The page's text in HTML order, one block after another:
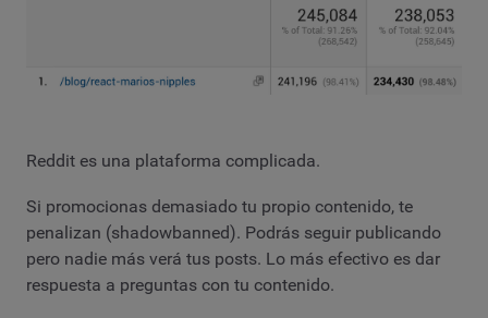
Reddit es una plataforma complicada.
Si promocionas demasiado tu propio contenido, te
penalizan (shadowbanned). Podrás seguir publicando
pero nadie más verá tus posts. Lo más efectivo es dar
respuesta a preguntas con tu contenido.